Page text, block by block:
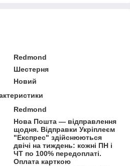
Redmond
Шестерня
Новий
Redmond
Нова Пошта — відправлення
щодня. Відправки Укріплеєм
"Експрес" здійснюються
двічі на тиждень: кожні ПН і
ЧТ по 100% передоплаті.
Оплата карткою